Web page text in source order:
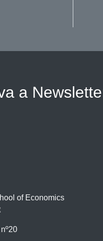
a
of Economics